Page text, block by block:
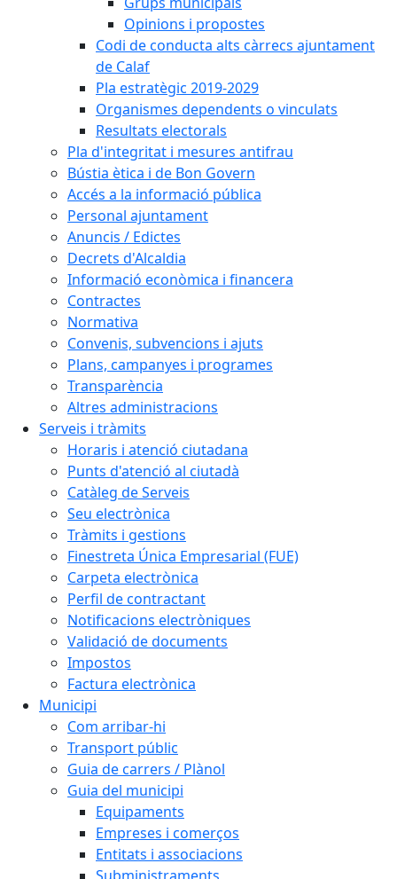
Opinions i propostes
Codi de conducta alts càrrecs ajuntament
de Calaf
Pla estratègic 2019-2029
Organismes dependents o vinculats
Resultats electorals
Pla d'integritat i mesures antifrau
Bústia ètica i de Bon Govern
Accés a la informació pública
Personal ajuntament
Anuncis / Edictes
Decrets d'Alcaldia
Informació econòmica i financera
Contractes
Normativa
Convenis, subvencions i ajuts
Plans, campanyes i programes
Transparència
Altres administracions
Serveis i tràmits
Horaris i atenció ciutadana
Punts d'atenció al ciutadà
Catàleg de Serveis
Seu electrònica
Tràmits i gestions
Finestreta Única Empresarial (FUE)
Carpeta electrònica
Perfil de contractant
Notificacions electròniques
Validació de documents
Impostos
Factura electrònica
Municipi
Com arribar-hi
Transport públic
Guia de carrers / Plànol
Guia del municipi
Equipaments
Empreses i comerços
Entitats i associacions